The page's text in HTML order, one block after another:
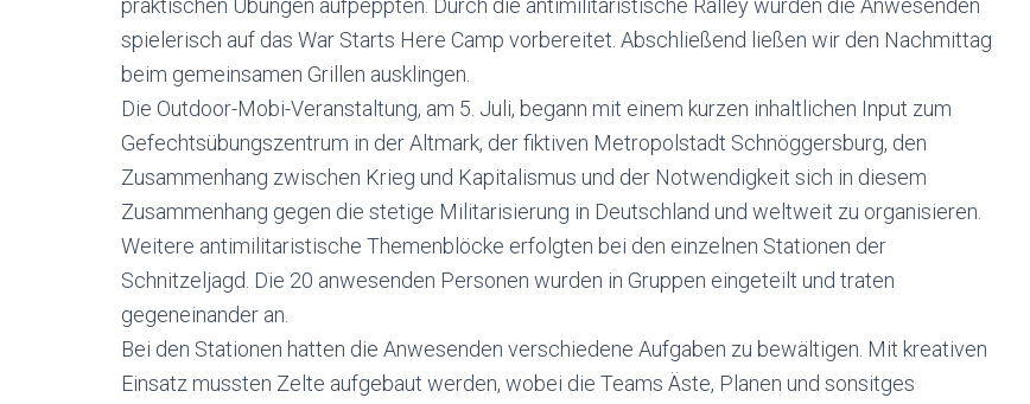
praktischen Übungen aufpeppten. Durch die antimilitaristische Ralley wurden die Anwesenden
spielerisch auf das War Starts Here Camp vorbereitet. Abschließend ließen wir den Nachmittag
beim gemeinsamen Grillen ausklingen.
Die Outdoor-Mobi-Veranstaltung, am 5. Juli, begann mit einem kurzen inhaltlichen Input zum
Gefechtsübungszentrum in der Altmark, der fiktiven Metropolstadt Schnöggersburg, den
Zusammenhang zwischen Krieg und Kapitalismus und der Notwendigkeit sich in diesem
Zusammenhang gegen die stetige Militarisierung in Deutschland und weltweit zu organisieren.
Weitere antimilitaristische Themenblöcke erfolgten bei den einzelnen Stationen der
Schnitzeljagd. Die 20 anwesenden Personen wurden in Gruppen eingeteilt und traten
gegeneinander an.
Bei den Stationen hatten die Anwesenden verschiedene Aufgaben zu bewältigen. Mit kreativen
Einsatz mussten Zelte aufgebaut werden, wobei die Teams Äste, Planen und sonsitges